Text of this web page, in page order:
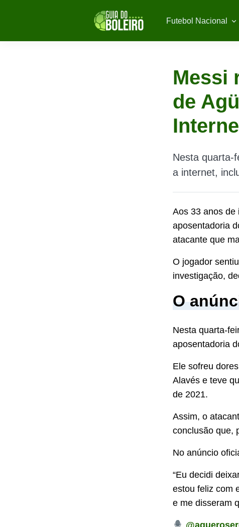
Futebol Nacional
Messi
de
Nesta quarta-
a internet,
Aos 33 anos de
aposentadoria
atacante que
O jogador
investigação,
O
Nesta quarta-
aposentadoria
Ele sofreu
Alavés e teve
de 2021.
Assim, o
conclusão que,
No anúncio
“Eu decidi
estou feliz com
e me disseram